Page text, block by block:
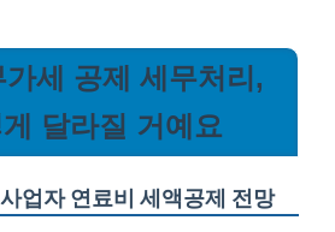
세 공제 세무처리,
달라질 거예요
업자 연료비 세액공제 전망